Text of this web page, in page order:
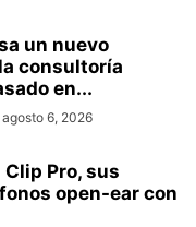
un nuevo
consultoría
en...
agosto 6, 2026
Pro, sus
open-ear con